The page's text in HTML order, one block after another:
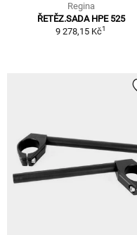
Regina
ŘETĚZ.SADA HPE 525
9 278,15 Kč1